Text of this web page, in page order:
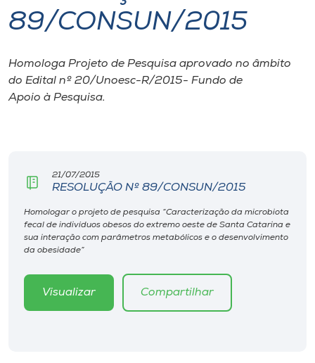
I.nova
Diplomados
Editora
Rádio
89/CONSUN/2015
Homologa Projeto de Pesquisa aprovado no âmbito
do Edital nº 20/Unoesc-R/2015- Fundo de
Apoio à Pesquisa.
21/07/2015
RESOLUÇÃO Nº 89/CONSUN/2015
Homologar o projeto de pesquisa “Caracterização da microbiota
fecal de indivíduos obesos do extremo oeste de Santa Catarina e
sua interação com parâmetros metabólicos e o desenvolvimento
da obesidade”
Visualizar Compartilhar